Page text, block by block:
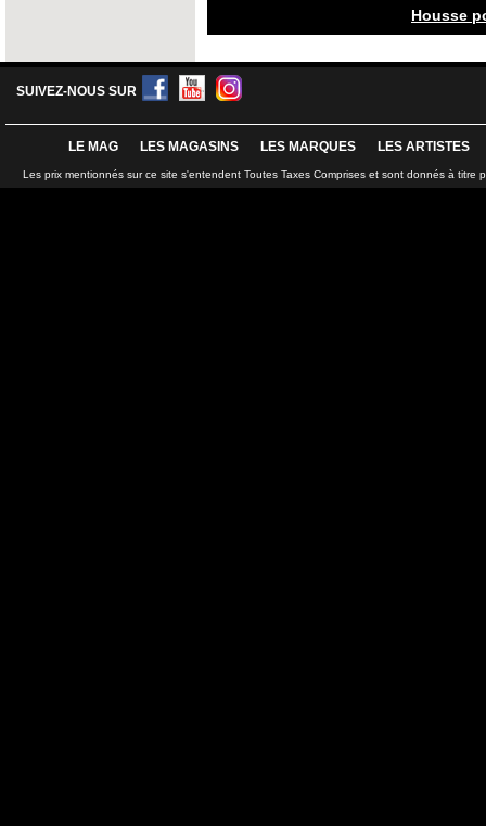
Housse
SUIVEZ-NOUS SUR
LE MAG LES MAGASINS LES MARQUES LES ARTISTES
Les prix mentionnés sur ce site s'entendent Toutes Taxes Comprises et sont donnés à